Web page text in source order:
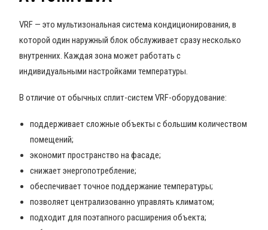
VRF — это мультизональная система кондиционирования, в
которой один наружный блок обслуживает сразу несколько
внутренних. Каждая зона может работать с
индивидуальными настройками температуры.
В отличие от обычных сплит-систем VRF-оборудование:
поддерживает сложные объекты с большим количеством
помещений;
экономит пространство на фасаде;
снижает энергопотребление;
обеспечивает точное поддержание температуры;
позволяет централизованно управлять климатом;
подходит для поэтапного расширения объекта;